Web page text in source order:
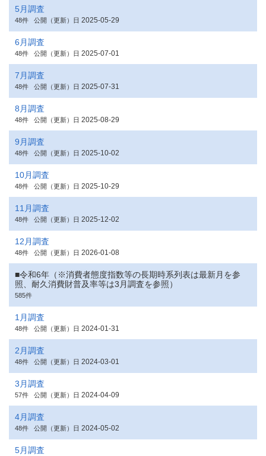
5月調査
48件 公開（更新）日 2025-05-29
6月調査
48件 公開（更新）日 2025-07-01
7月調査
48件 公開（更新）日 2025-07-31
8月調査
48件 公開（更新）日 2025-08-29
9月調査
48件 公開（更新）日 2025-10-02
10月調査
48件 公開（更新）日 2025-10-29
11月調査
48件 公開（更新）日 2025-12-02
12月調査
48件 公開（更新）日 2026-01-08
■令和6年（※消費者態度指数等の長期時系列表は最新月を参
照、耐久消費財普及率等は3月調査を参照）
585件
1月調査
48件 公開（更新）日 2024-01-31
2月調査
48件 公開（更新）日 2024-03-01
3月調査
57件 公開（更新）日 2024-04-09
4月調査
48件 公開（更新）日 2024-05-02
5月調査